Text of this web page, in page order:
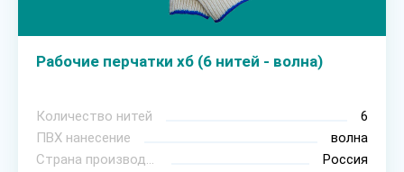
Рабочие перчатки хб (6 нитей - волна)
Количество нитей
6
ПВХ нанесение
волна
Страна производитель
Россия